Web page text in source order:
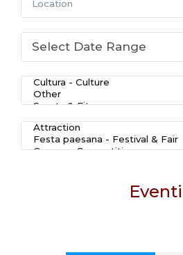
IT
Select Date Range
Eventi